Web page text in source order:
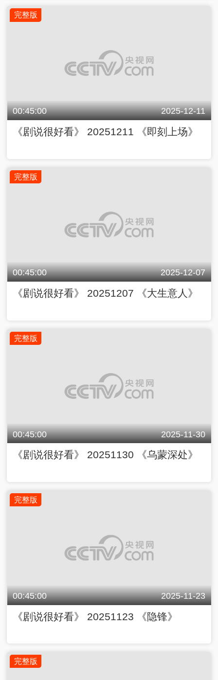
完整版
00:45:00 2025-12-11
《剧说很好看》 20251211 《即刻上场》
完整版
00:45:00 2025-12-07
《剧说很好看》 20251207 《大生意人》
完整版
00:45:00 2025-11-30
《剧说很好看》 20251130 《乌蒙深处》
完整版
00:45:00 2025-11-23
《剧说很好看》 20251123 《隐锋》
完整版